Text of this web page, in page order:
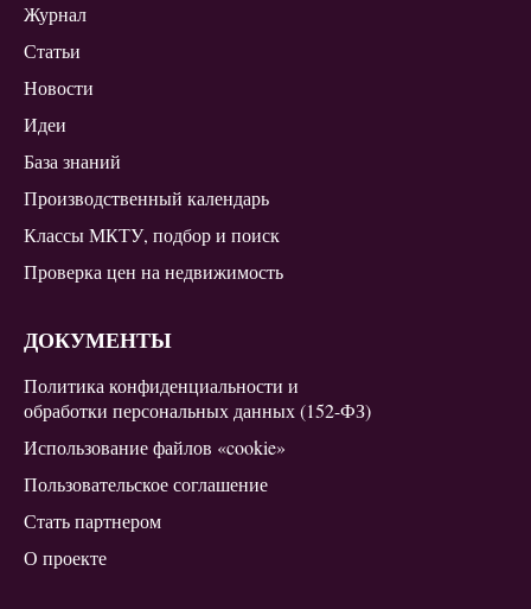
Журнал
Статьи
Новости
Идеи
База знаний
Производственный календарь
Классы МКТУ, подбор и поиск
Проверка цен на недвижимость
ДОКУМЕНТЫ
Политика конфиденциальности и
обработки персональных данных (152-ФЗ)
Использование файлов «cookie»
Пользовательское соглашение
Стать партнером
О проекте